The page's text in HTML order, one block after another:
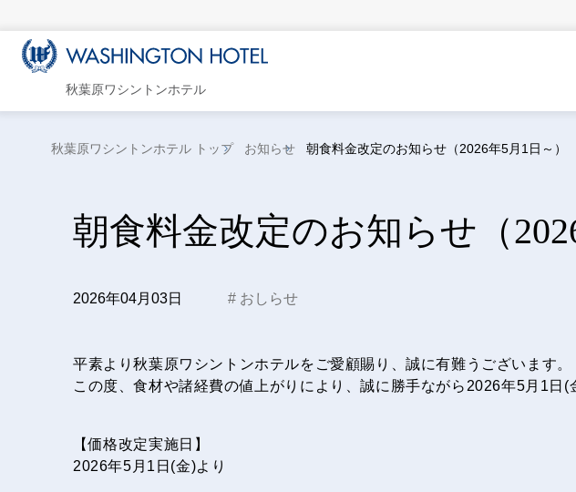
秋葉原ワシントンホテル
秋葉原ワシントンホテル トップ お知らせ 朝食料金改定のお知らせ（2026年5月1日～）
朝食料金改定のお知らせ（
2026年04月03日 おしらせ
平素より秋葉原ワシントンホテルをご愛顧賜り、誠に有難うございます。
この度、食材や諸経費の値上がりにより、誠に勝手ながら2026年5月1日
【価格改定実施日】
2026年5月1日(金)より